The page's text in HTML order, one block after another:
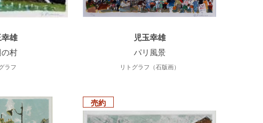
幸雄
村
ラフ
児玉幸雄
パリ風景
リトグラフ（石版画）
売約